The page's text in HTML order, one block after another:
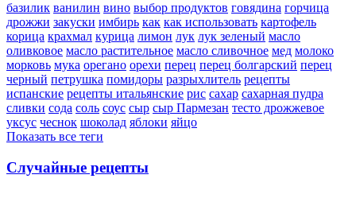
базилик ванилин вино выбор продуктов говядина горчица
дрожжи закуски имбирь как как использовать картофель
корица крахмал курица лимон лук лук зеленый масло
оливковое масло растительное масло сливочное мед молоко
морковь мука орегано орехи перец перец болгарский перец
черный петрушка помидоры разрыхлитель рецепты
испанские рецепты итальянские рис сахар сахарная пудра
сливки сода соль соус сыр сыр Пармезан тесто дрожжевое
уксус чеснок шоколад яблоки яйцо
Показать все теги
Случайные рецепты